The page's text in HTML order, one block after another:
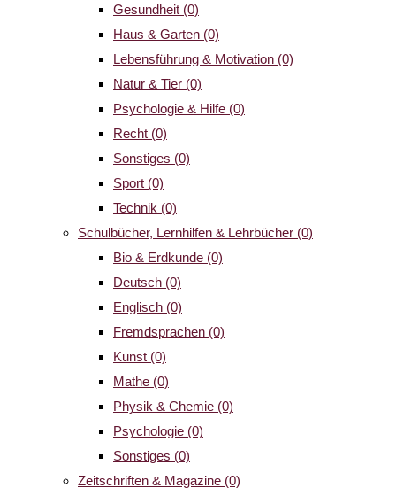
Gesundheit (0)
Haus & Garten (0)
Lebensführung & Motivation (0)
Natur & Tier (0)
Psychologie & Hilfe (0)
Recht (0)
Sonstiges (0)
Sport (0)
Technik (0)
Schulbücher, Lernhilfen & Lehrbücher (0)
Bio & Erdkunde (0)
Deutsch (0)
Englisch (0)
Fremdsprachen (0)
Kunst (0)
Mathe (0)
Physik & Chemie (0)
Psychologie (0)
Sonstiges (0)
Zeitschriften & Magazine (0)